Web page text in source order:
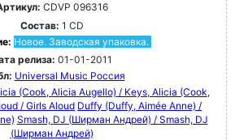
CDVP 096316
Состав: 1 CD
Новое. Заводская упаковка.
релиза: 01-01-2011
Universal Music Россия
(Cook, Alicia Augello) / Keys, Alicia (Cook,
/ Girls Aloud Duffy (Duffy, Aimée Anne) /
Smash, DJ (Ширман Андрей) / Smash, DJ
(Ширман Андрей)